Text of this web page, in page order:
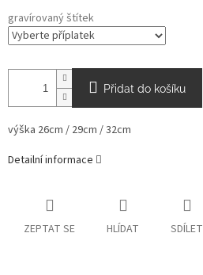
gravírovaný štítek
Přidat do košíku
výška 26cm / 29cm / 32cm
Detailní informace
ZEPTAT SE HLÍDAT SDÍLET